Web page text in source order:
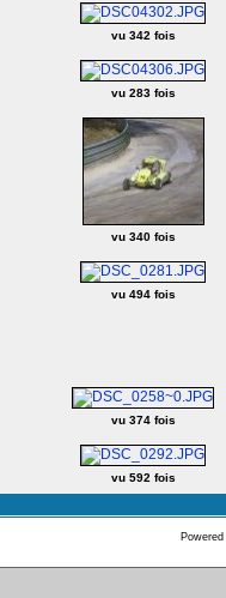
vu 342 fois
vu 283 fois
vu 340 fois
vu 494 fois
vu 374 fois
vu 592 fois